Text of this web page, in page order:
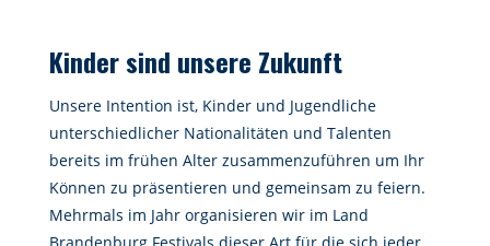
Kinder sind unsere Zukunft
Unsere Intention ist, Kinder und Jugendliche
unterschiedlicher Nationalitäten und Talenten
bereits im frühen Alter zusammenzuführen um Ihr
Können zu präsentieren und gemeinsam zu feiern.
Mehrmals im Jahr organisieren wir im Land